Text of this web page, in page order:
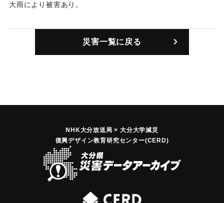
大雨により被害あり。
｜固有コード:00201004
災害一覧に戻る
NHK大分放送局 × 大分大学減災
復興デザイン教育研究センター(CERD)